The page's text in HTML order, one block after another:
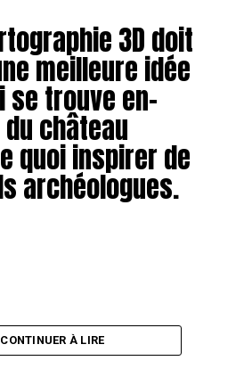
3D doit
meilleure idée
se trouve en-
château
quoi inspirer de
archéologues.
CONTINUER À LIRE